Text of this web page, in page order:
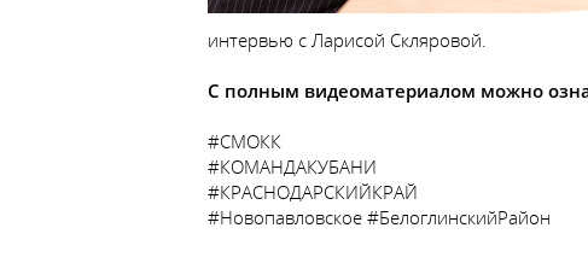
интервью с Ларисой Скляровой.
С полным видеоматериалом можно
#СМОКК
#КОМАНДАКУБАНИ
#КРАСНОДАРСКИЙКРАЙ
#Новопавловское #БелоглинскийРайон